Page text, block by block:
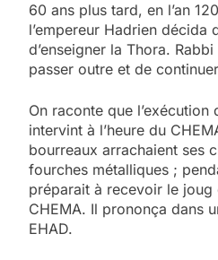
60 ans plus tard, en l’an
l’empereur Hadrien décida
d’enseigner la Thora.
passer outre et de
On raconte que l’exécution
intervint à l’heure du
bourreaux arrachaient ses
fourches métalliques ;
préparait à recevoir le joug
CHEMA. Il prononça dans
EHAD.